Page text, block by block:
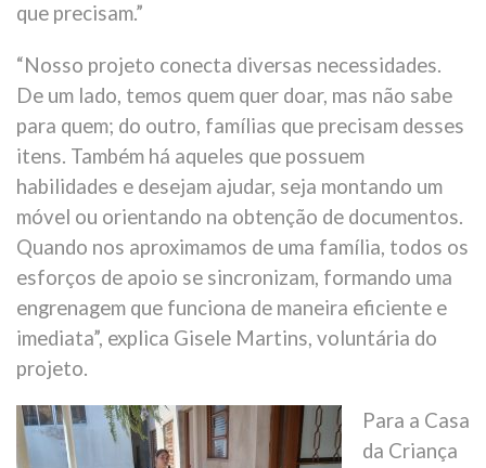
que precisam.”
“Nosso projeto conecta diversas necessidades.
De um lado, temos quem quer doar, mas não sabe
para quem; do outro, famílias que precisam desses
itens. Também há aqueles que possuem
habilidades e desejam ajudar, seja montando um
móvel ou orientando na obtenção de documentos.
Quando nos aproximamos de uma família, todos os
esforços de apoio se sincronizam, formando uma
engrenagem que funciona de maneira eficiente e
imediata”, explica Gisele Martins, voluntária do
projeto.
Para a Casa
da Criança